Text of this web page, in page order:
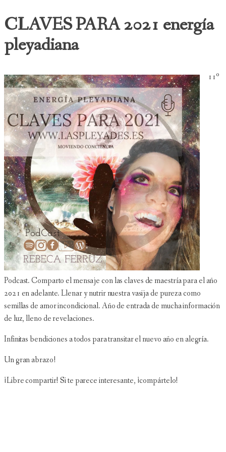
CLAVES PARA 2021 energía
pleyadiana
11º
Podcast. Comparto el mensaje con las claves de maestría para el año
2021 en adelante. Llenar y nutrir nuestra vasija de pureza como
semillas de amor incondicional. Año de entrada de mucha información
de luz, lleno de revelaciones.
Infinitas bendiciones a todos para transitar el nuevo año en alegría.
Un gran abrazo!
¡Libre compartir! Si te parece interesante, ¡compártelo!